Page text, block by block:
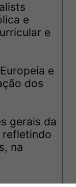
e
e
e
dos
gerais da
refletindo
na